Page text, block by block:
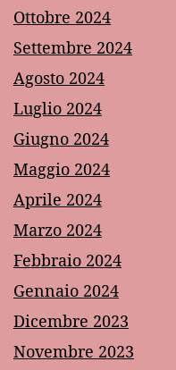
Ottobre 2024
Settembre 2024
Agosto 2024
Luglio 2024
Giugno 2024
Maggio 2024
Aprile 2024
Marzo 2024
Febbraio 2024
Gennaio 2024
Dicembre 2023
Novembre 2023